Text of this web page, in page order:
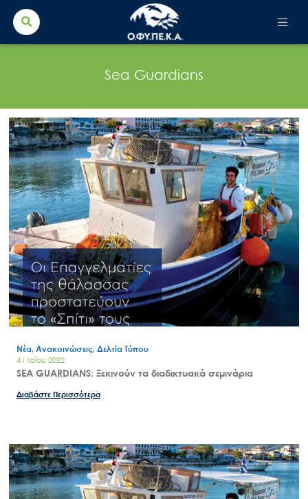
Search
for:
Sea Guardians
Νέα, Ανακοινώσεις, Δελτία Τύπου
4 Μαΐου 2022
SEA GUARDIANS: Ξεκινούν τα διαδικτυακά σεμινάρια
Διαβάστε Περισσότερα